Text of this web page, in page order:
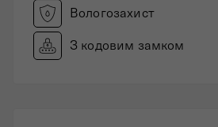
Вологозахист
З кодовим замком